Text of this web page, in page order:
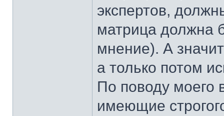
экспертов,
матрица должна
мнение). А
а только потом
По поводу моего
имеющие